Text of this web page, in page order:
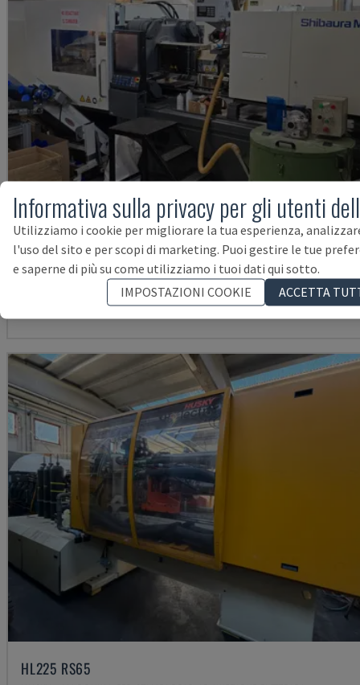
EC230SXIII-8A
SHIBAURA - MACCHINA PER STAMPAGGIO AD INIEZIONE ELETTRICA
SPAGNA 2020 20.000 ORE
HL225 RS65
Informativa sulla privacy per gli utenti
Utilizziamo i cookie per migliorare la tua esperienza,
l'uso del sito e per scopi di marketing. Puoi gestire le tue
e saperne di più su come utilizziamo i tuoi dati qui sotto.
IMPOSTAZIONI COOKIE
ACCETTA